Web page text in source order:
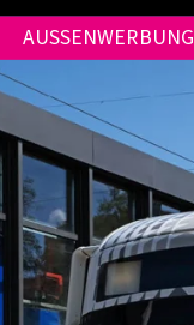
AUSSENWERBUNG